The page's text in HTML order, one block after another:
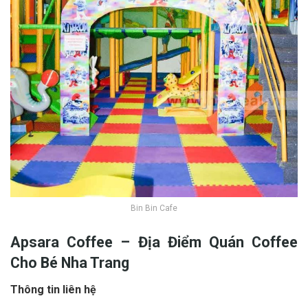
Bin Bin Cafe
Apsara Coffee – Địa Đ‎‎iểm Quán Coffee
C‎‎ho B‎‎é Nha Trang
Thông tin liên hệ